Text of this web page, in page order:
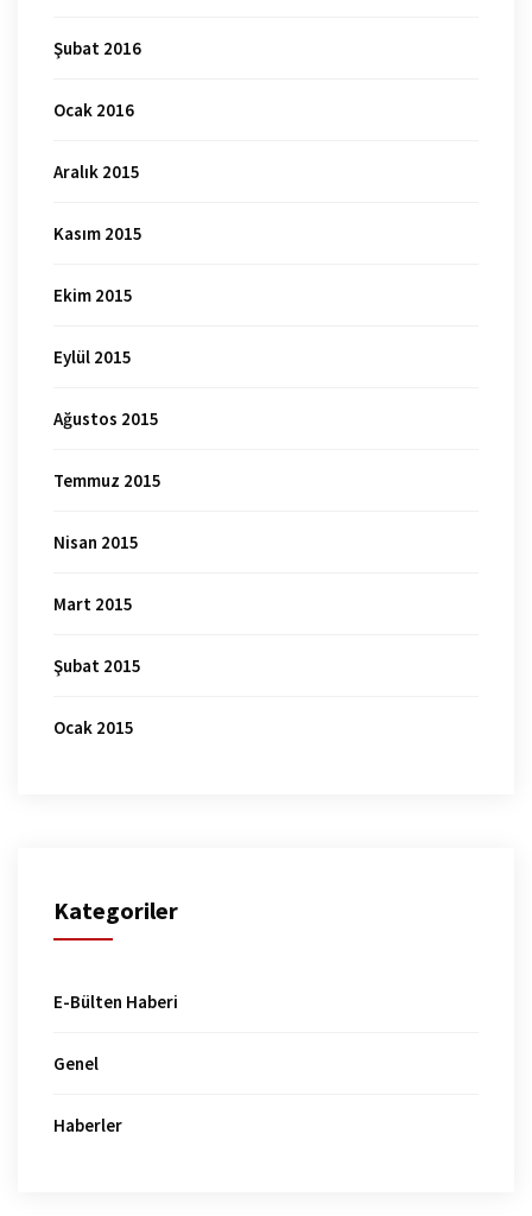
Şubat 2016
Ocak 2016
Aralık 2015
Kasım 2015
Ekim 2015
Eylül 2015
Ağustos 2015
Temmuz 2015
Nisan 2015
Mart 2015
Şubat 2015
Ocak 2015
Kategoriler
E-Bülten Haberi
Genel
Haberler